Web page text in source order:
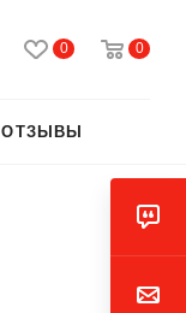
0 0
ОТЗЫВЫ